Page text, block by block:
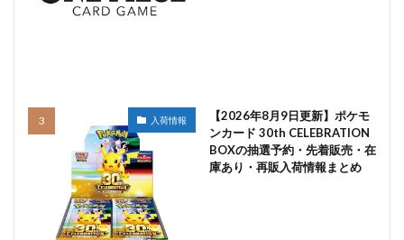
入荷情報
【2026年8月9日更新】ポケモ
ンカード 30th CELEBRATION
BOXの抽選予約・先着販売・在
庫あり・再販入荷情報まとめ